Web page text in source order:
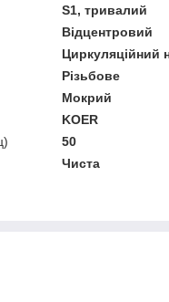
S1, тривалий
Відцентровий
Циркуляційний
Різьбове
Мокрий
KOER
50
Чиста